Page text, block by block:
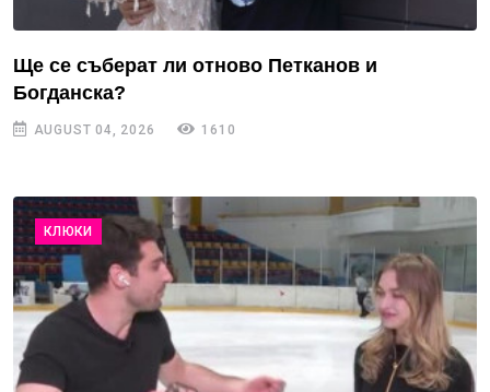
Ще се съберат ли отново Петканов и
Богданска?
AUGUST 04, 2026 1610
КЛЮКИ